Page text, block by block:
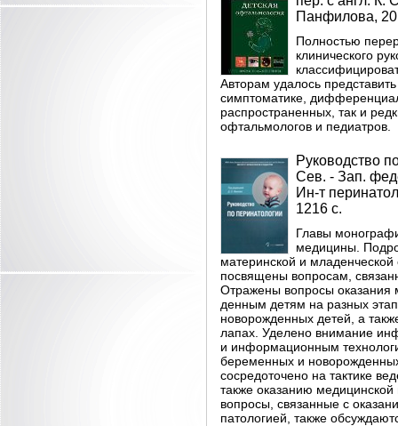
Панфилова,
Полностью
клинического
Авторам удалось
симптоматике,
распространенных, так и
офтальмологов и педиатров.
Руководство
Сев. - Зап.
Ин-т
1216 с.
Главы
медицины.
материнской и
посвящены вопросам,
Отражены вопросы
денным детям на разных
новорожденных детей, а
лапах. Уделено внимание
и информационным
беременных и
сосредоточено на тактике
также оказанию
вопросы, связанные с
патологией, также